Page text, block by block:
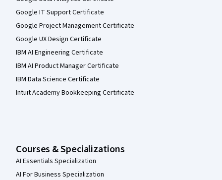
Google IT Support Certificate
Google Project Management Certificate
Google UX Design Certificate
IBM AI Engineering Certificate
IBM AI Product Manager Certificate
IBM Data Science Certificate
Intuit Academy Bookkeeping Certificate
Courses & Specializations
AI Essentials Specialization
AI For Business Specialization